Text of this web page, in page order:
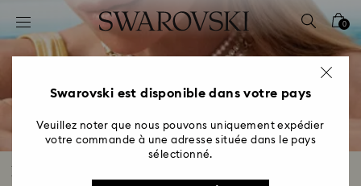
Accesskeys list
0 - Header
2 - Footer
4 - Search results
0
Bijoux métal rhodié
Swarovski est disponible dans votre pays
Veuillez noter que nous pouvons uniquement expédier
votre commande à une adresse située dans le pays
sélectionné.